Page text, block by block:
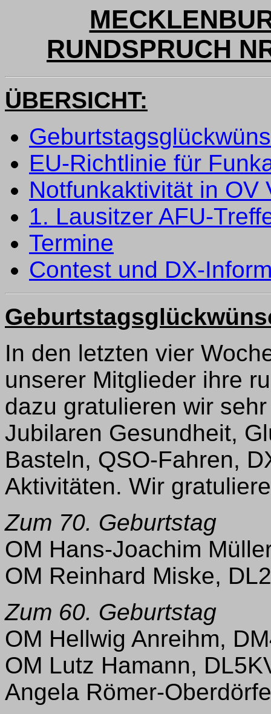
RUNDSPRUCH
ÜBERSICHT:
EU-Richtlinie für
Notfunkaktivität in OV
1. Lausitzer AFU-
Termine
Contest und DX-
In den letzten vier
unserer Mitglieder ihre
dazu gratulieren wir
Jubilaren Gesundheit,
Basteln, QSO-Fahren,
Aktivitäten. Wir
Zum 70. Geburtstag
OM Hans-Joachim
OM Reinhard Miske,
Zum 60. Geburtstag
OM Hellwig Anreihm,
OM Lutz Hamann,
Angela Römer-